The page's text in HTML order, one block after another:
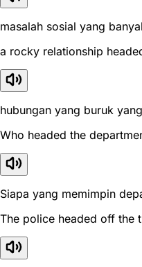
masalah sosial yang
a rocky relationship
hubungan yang buruk
Who headed the
Siapa yang memimpin
The police headed off the